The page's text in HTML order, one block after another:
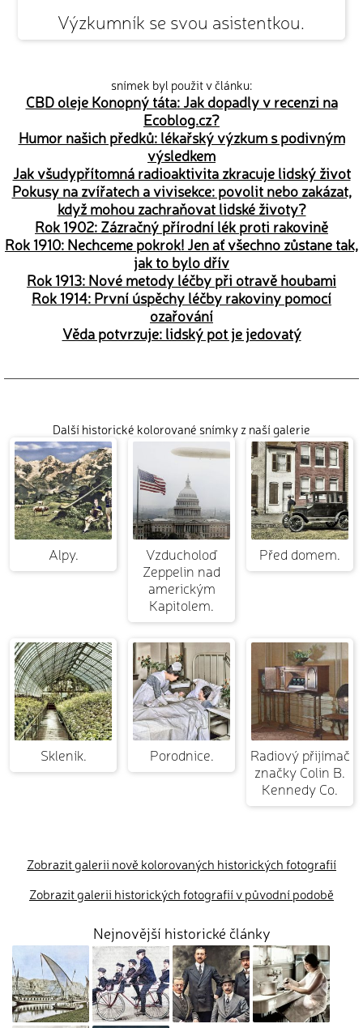
Výzkumník se svou asistentkou.
snímek byl použit v článku:
CBD oleje Konopný táta: Jak dopadly v recenzi na
Ecoblog.cz?
Humor našich předků: lékařský výzkum s podivným
výsledkem
Jak všudypřítomná radioaktivita zkracuje lidský život
Pokusy na zvířatech a vivisekce: povolit nebo zakázat,
když mohou zachraňovat lidské životy?
Rok 1902: Zázračný přírodní lék proti rakovině
Rok 1910: Nechceme pokrok! Jen ať všechno zůstane tak,
jak to bylo dřív
Rok 1913: Nové metody léčby při otravě houbami
Rok 1914: První úspěchy léčby rakoviny pomocí
ozařování
Věda potvrzuje: lidský pot je jedovatý
Další historické kolorované snímky z naší galerie
Alpy.
Vzducholoď
Zeppelin nad
americkým
Kapitolem.
Před domem.
Skleník. Porodnice.
Radiový přijímač
značky Colin B.
Kennedy Co.
Zobrazit galerii nově kolorovaných historických fotografií
Zobrazit galerii historických fotografií v původní podobě
Nejnovější historické články